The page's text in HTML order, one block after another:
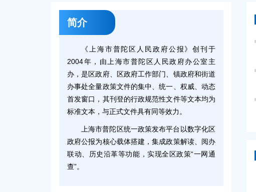
简介
《上海市普陀区人民政府公报》创刊于
2004年，由上海市普陀区人民政府办公室主
办，是区政府、区政府工作部门、镇政府和街道
办事处全量政策文件的集中、统一、权威、动态
首发窗口，其刊登的行政规范性文件等文本均为
标准文本，与正式文件具有同等效力。
上海市普陀区统一政策发布平台以数字化区
政府公报为核心载体搭建，集成政策解读、阅办
联动、历史沿革等功能，实现全区政策“一网通
查”。